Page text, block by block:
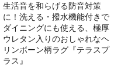
生活音を和らげる防音対策
に！洗える・撥水機能付きで
ダイニングにも使える、極厚
ウレタン入りのおしゃれなヘ
リンボーン柄ラグ『テラスプ
ラス』